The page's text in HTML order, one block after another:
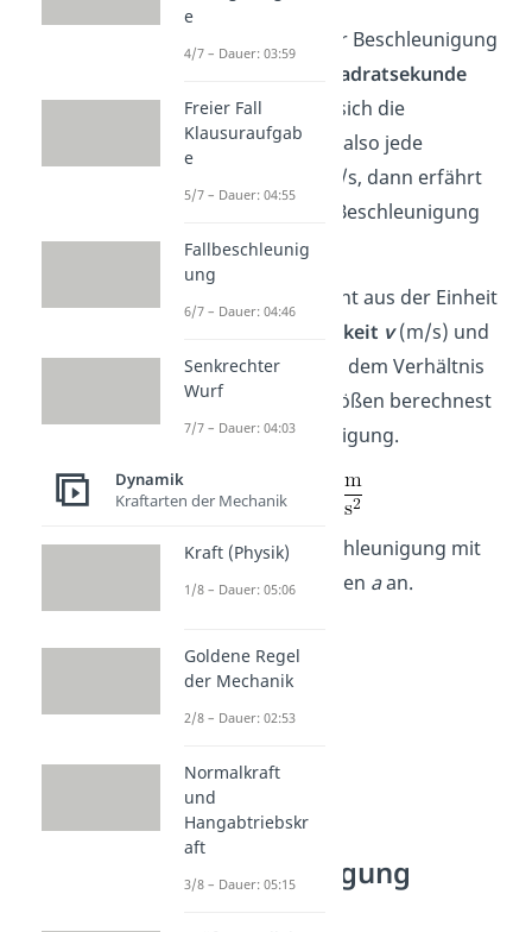
der Beschleunigung
Meter pro Quadratsekunde
m/s2 . Verändert sich die
Geschwindigkeit also jede
Sekunde um 1 m/s, dann erfährt
der Körper eine Beschleunigung
von 1 m/s .
Die Einheit besteht aus der Einheit
Geschwindigkeit v(m/s) und
derZeitt(s). Aus dem Verhältnis
dieser beiden Größen berechnest
du die Beschleunigung.
Du gibst die Beschleunigung mit
dem Formelzeichen aan.
Beschleunigung
e
4/7 – Dauer: 03:59
Freier Fall
Klausuraufgab
e
5/7 – Dauer: 04:55
Fallbeschleunig
ung
6/7 – Dauer: 04:46
Senkrechter
Wurf
7/7 – Dauer: 04:03
Dynamik
Kraftarten der Mechanik
Kraft (Physik)
1/8 – Dauer: 05:06
Goldene Regel
der Mechanik
2/8 – Dauer: 02:53
Normalkraft
und
Hangabtriebskr
aft
3/8 – Dauer: 05:15